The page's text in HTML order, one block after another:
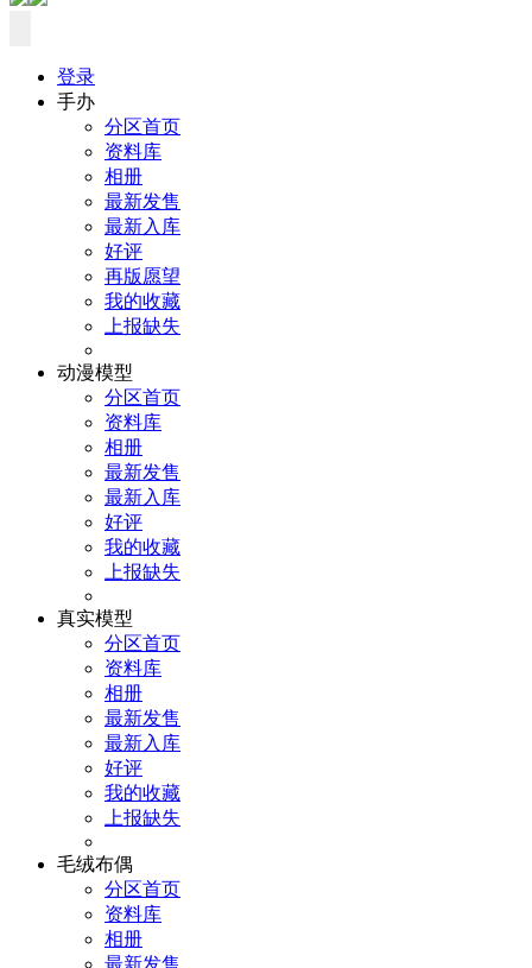
登录
手办
分区首页
资料库
相册
最新发售
最新入库
好评
再版愿望
我的收藏
上报缺失
动漫模型
分区首页
资料库
相册
最新发售
最新入库
好评
我的收藏
上报缺失
真实模型
分区首页
资料库
相册
最新发售
最新入库
好评
我的收藏
上报缺失
毛绒布偶
分区首页
资料库
相册
最新发售